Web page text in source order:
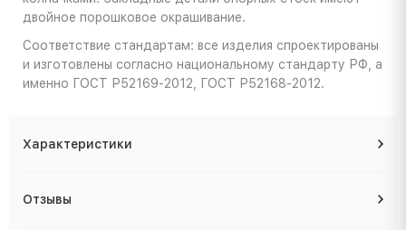
двойное порошковое окрашивание.
Соответствие стандартам: все изделия спроектированы
и изготовлены согласно национальному стандарту РФ, а
именно ГОСТ Р52169-2012, ГОСТ Р52168-2012.
Характеристики
Отзывы